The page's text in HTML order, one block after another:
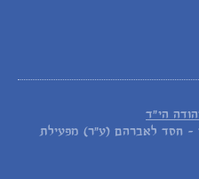
הי"ד
- חסד לאברהם (ע"ר) מפעילת